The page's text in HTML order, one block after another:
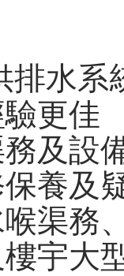
排水系
更佳
及設
養及
渠務
宇大